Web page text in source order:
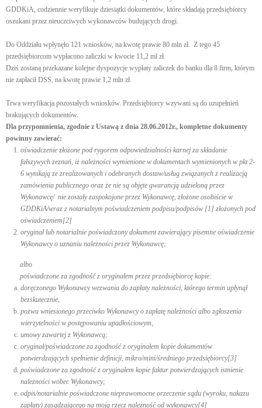
GDDKiA, codziennie weryfikuje dziesiątki dokumentów, które składają przedsiębiorcy
oszukani przez nieuczciwych wykonawców budujących drogi.
Do Oddziału wpłynęło 121 wniosków, na kwotę prawie 80 mln zł. Z tego 45
przedsiębiorcom wypłacono zaliczki w kwocie 11,2 ml zł.
Dziś zostaną przekazane kolejne dyspozycje wypłaty zaliczek do banku dla 8 firm, którym
nie zapłacił DSS, na kwotę prawie 1,2 mln zł.
Trwa weryfikacja pozostałych wniosków. Przedsiębiorcy wzywani są do uzupełnień
brakujących dokumentów.
Dla przypomnienia, zgodnie z Ustawą z dnia 28.06.2012r., kompletne dokumenty
powinny zawierać:
oświadczenie złożone pod rygorem odpowiedzialności karnej za składanie
fałszywych zeznań, iż należności wymienione w dokumentach wymienionych w pkt 2-
6 wynikają ze zrealizowanych i odebranych dostaw/usług związanych z realizacją
zamówienia publicznego oraz że nie są objęte gwarancją udzieloną przez
Wykonawcę/ nie zostały zaspokojone przez Wykonawcę, złożone osobiście w
GDDKiA/wraz z notarialnym poświadczeniem podpisu/podpisów [1] złożonych pod
oświadczeniem[2]
oryginał lub notarialnie poświadczony dokument zawierający pisemne oświadczenie
Wykonawcy o uznaniu należności przez Wykonawcę;
albo
poświadczone za zgodność z oryginałem przez przedsiębiorcę kopie:
doręczonego Wykonawcy wezwania do zapłaty należności, którego termin upłynął
bezskutecznie,
pozwu wniesionego przeciwko Wykonawcy o zapłatę należności albo zgłoszenia
wierzytelności w postępowaniu upadłościowym,
umowy zawartej z Wykonawcą;
oryginał/poświadczone za zgodność z oryginałem kopie dokumentów
potwierdzających spełnienie definicji, mikro/mini/średniego przedsiębiorcy[3]
poświadczone za zgodność z oryginałem kopie faktur potwierdzających istnienie
należności wobec Wykonawcy;
odpis/notarialnie poświadczone nieprawomocne orzeczenie sądu (wyroku, nakazu
zapłaty) zasądzającego na moją rzecz należność od wykonawcy[4]